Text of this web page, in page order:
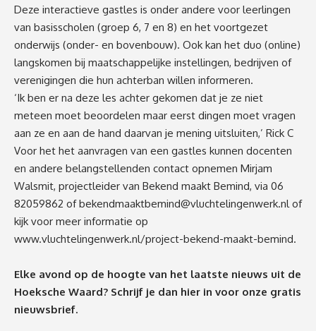
Deze interactieve gastles is onder andere voor leerlingen
van basisscholen (groep 6, 7 en 8) en het voortgezet
onderwijs (onder- en bovenbouw). Ook kan het duo (online)
langskomen bij maatschappelijke instellingen, bedrijven of
verenigingen die hun achterban willen informeren.
‘Ik ben er na deze les achter gekomen dat je ze niet
meteen moet beoordelen maar eerst dingen moet vragen
aan ze en aan de hand daarvan je mening uitsluiten,’ Rick C
Voor het het aanvragen van een gastles kunnen docenten
en andere belangstellenden contact opnemen Mirjam
Walsmit, projectleider van Bekend maakt Bemind, via 06
82059862 ofbekendmaaktbemind@vluchtelingenwerk.nl of
kijk voor meer informatie op
www.vluchtelingenwerk.nl/project-bekend-maakt-bemind.
Elke avond op de hoogte van het laatste nieuws uit de
Hoeksche Waard? Schrijf je dan hier in voor onze gratis
nieuwsbrief.